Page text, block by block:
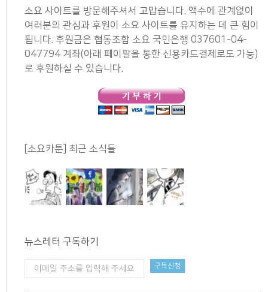
소요 사이트를 방문해주셔서 고맙습니다. 액수에 관계없이
여러분의 관심과 후원이 소요 사이트를 유지하는 데 큰 힘이
됩니다. 후원금은 협동조합 소요 국민은행 037601-04-
047794 계좌(아래 페이팔을 통한 신용카드결제로도 가능)
로 후원하실 수 있습니다.
[소요카툰] 최근 소식들
뉴스레터 구독하기